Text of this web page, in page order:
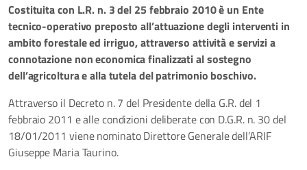
Costituita con L.R. n. 3 del 25 febbraio 2010 è un Ente
tecnico-operativo preposto all’attuazione degli interventi in
ambito forestale ed irriguo, attraverso attività e servizi a
connotazione non economica finalizzati al sostegno
dell’agricoltura e alla tutela del patrimonio boschivo.
Attraverso il Decreto n. 7 del Presidente della G.R. del 1
febbraio 2011 e alle condizioni deliberate con D.G.R. n. 30 del
18/01/2011 viene nominato Direttore Generale dell’ARIF
Giuseppe Maria Taurino.